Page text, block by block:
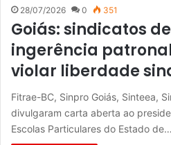
28/07/2026 0 351
Goiás: sindicatos
ingerência
violar liberdade
Fitrae-BC, Sinpro Goiás, Sinteea,
divulgaram carta aberta ao
Escolas Particulares do Estado de…